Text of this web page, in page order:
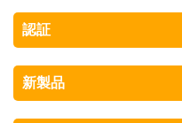
認証
新製品